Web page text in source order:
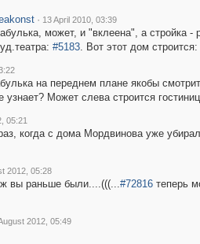
· 13 April 2010, 03:39
может, и "вклеена", а стройка -
#5183. Вот этот дом строится:
на переднем плане якобы
узнает? Может слева строится
05:21
когда с дома Мордвинова уже
2012, 05:28
вы раньше были....(((...#72816теперь
2012, 05:49